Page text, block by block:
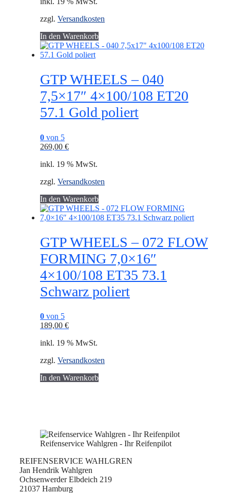
zzgl. Versandkosten
In den Warenkorb
GTP WHEELS – 040
7,5×17″ 4×100/108 ET20
57.1 Gold poliert
0 von 5
269,00 €
inkl. 19 % MwSt.
zzgl. Versandkosten
In den Warenkorb
GTP WHEELS – 072 FLOW
FORMING 7,0×16″
4×100/108 ET35 73.1
Schwarz poliert
0 von 5
189,00 €
inkl. 19 % MwSt.
zzgl. Versandkosten
In den Warenkorb
Reifenservice Wahlgren - Ihr Reifenpilot
REIFENSERVICE WAHLGREN
Jan Hendrik Wahlgren
Ochsenwerder Elbdeich 219
21037 Hamburg